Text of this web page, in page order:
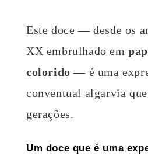
Este doce — desde os
XX embrulhado em
colorido — é uma
conventual algarvia
gerações.
Um doce que é uma